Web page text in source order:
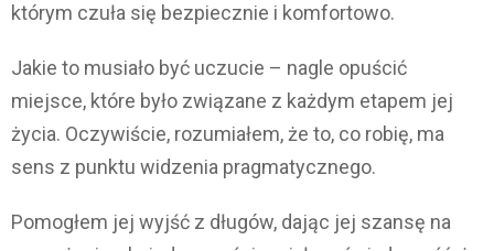
którym czuła się bezpiecznie i komfortowo.
Jakie to musiało być uczucie – nagle opuścić
miejsce, które było związane z każdym etapem jej
życia. Oczywiście, rozumiałem, że to, co robię, ma
sens z punktu widzenia pragmatycznego.
Pomogłem jej wyjść z długów, dając jej szansę na